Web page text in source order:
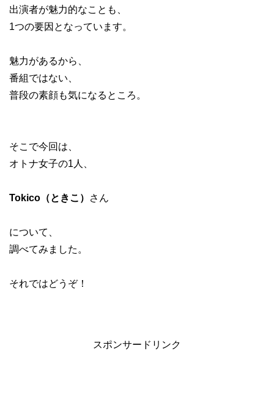
出演者が魅力的なことも、
1つの要因となっています。
魅力があるから、
番組ではない、
普段の素顔も気になるところ。
そこで今回は、
オトナ女子の1人、
Tokico（ときこ） さん
について、
調べてみました。
それではどうぞ！
スポンサードリンク